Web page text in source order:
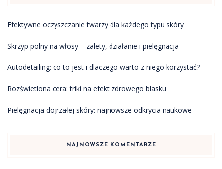
Efektywne oczyszczanie twarzy dla każdego typu skóry
Skrzyp polny na włosy – zalety, działanie i pielęgnacja
Autodetailing: co to jest i dlaczego warto z niego korzystać?
Rozświetlona cera: triki na efekt zdrowego blasku
Pielęgnacja dojrzałej skóry: najnowsze odkrycia naukowe
NAJNOWSZE KOMENTARZE